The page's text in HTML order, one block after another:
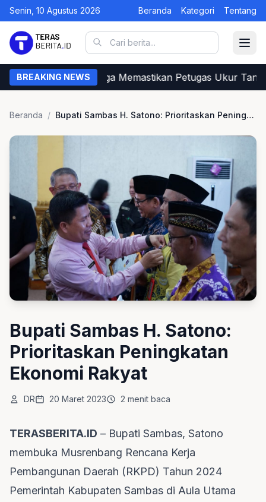
Senin, 10 Agustus 2026 Beranda Kategori Tentang
BREAKING NEWS
Begini Cara Warga Memastikan Petugas Ukur Tanah
Beranda / Bupati Sambas H. Satono: Prioritaskan Peningkatan Ekonomi Rakyat
Bupati Sambas H. Satono:
Prioritaskan Peningkatan
Ekonomi Rakyat
DR 20 Maret 2023 2 menit baca
TERASBERITA.ID – Bupati Sambas, Satono
membuka Musrenbang Rencana Kerja
Pembangunan Daerah (RKPD) Tahun 2024
Pemerintah Kabupaten Sambas di Aula Utama